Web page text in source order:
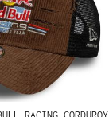
RACING CORDUROY